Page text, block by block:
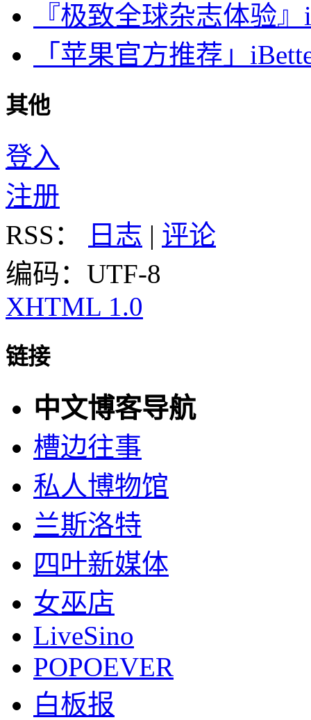
『极致全球杂志体验
「苹果官方推荐」
其他
登入
注册
RSS：
日志 | 评论
编码：UTF-8
XHTML 1.0
链接
中文博客导航
槽边往事
私人博物馆
兰斯洛特
四叶新媒体
女巫店
LiveSino
POPOEVER
白板报